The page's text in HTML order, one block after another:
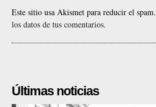
Este sitio usa Akismet para reducir el spam.
los datos de tus comentarios.
Últimas noticias